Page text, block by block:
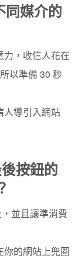
同媒介的
，收信人花在
以準備 30 秒
人導引入網站
按鈕的
並且讓準消費
你的網站上兜圈